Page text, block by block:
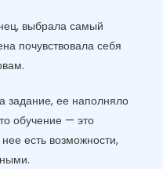
выбрала самый
почувствовала себя
задание, ее наполняло
обучение — это
есть возможности,